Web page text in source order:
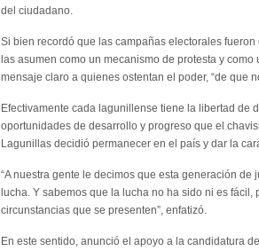
del ciudadano.
Si bien recordó que las campañas electorales
las asumen como un mecanismo de protesta y
mensaje claro a quienes ostentan el poder, “de que
Efectivamente cada lagunillense tiene la libertad de
oportunidades de desarrollo y progreso que el
Lagunillas decidió permanecer en el país y dar la
“A nuestra gente le decimos que esta generación
lucha. Y sabemos que la lucha no ha sido ni es
circunstancias que se presenten”, enfatizó.
En este sentido, anunció el apoyo a la candidatura